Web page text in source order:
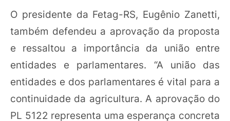
O presidente da Fetag-RS, Eugênio Zanetti,
também defendeu a aprovação da proposta
e ressaltou a importância da união entre
entidades e parlamentares. “A união das
entidades e dos parlamentares é vital para a
continuidade da agricultura. A aprovação do
PL 5122 representa uma esperança concreta